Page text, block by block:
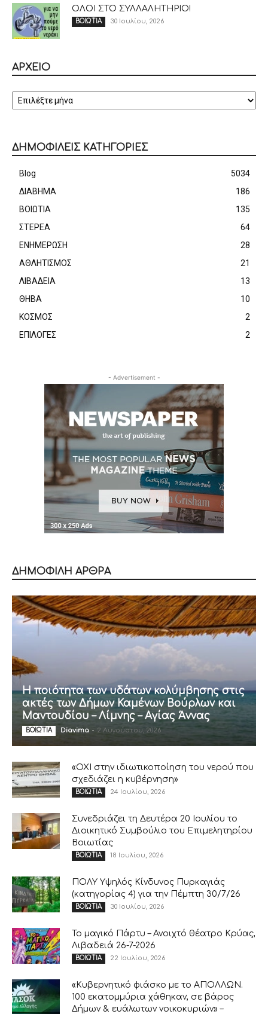
ΟΛΟΙ ΣΤΟ ΣΥΛΛΑΛΗΤΗΡΙΟ!
ΒΟΙΩΤΙΑ 30 Ιουλίου, 2026
ΑΡΧΕΙΟ
ΔΗΜΟΦΙΛΕΙΣ ΚΑΤΗΓΟΡΙΕΣ
Blog
5034
ΔΙΑΒΗΜΑ
186
ΒΟΙΩΤΙΑ
135
ΣΤΕΡΕΑ
64
ΕΝΗΜΕΡΩΣΗ
28
ΑΘΛΗΤΙΣΜΟΣ
21
ΛΙΒΑΔΕΙΑ
13
ΘΗΒΑ
10
ΚΟΣΜΟΣ
2
ΕΠΙΛΟΓΕΣ
2
- Advertisement -
ΔΗΜΟΦΙΛΗ ΑΡΘΡΑ
Η ποιότητα των υδάτων κολύμβησης στις
ακτές των Δήμων Καμένων Βούρλων και
Μαντουδίου – Λίμνης – Αγίας Άννας
ΒΟΙΩΤΙΑ Diavima - 2 Αυγούστου, 2026
«ΟΧΙ στην ιδιωτικοποίηση του νερού που
σχεδιάζει η κυβέρνηση»
ΒΟΙΩΤΙΑ 24 Ιουλίου, 2026
Συνεδριάζει τη Δευτέρα 20 Ιουλίου το
Διοικητικό Συμβούλιο του Επιμελητηρίου
Βοιωτίας
ΒΟΙΩΤΙΑ 18 Ιουλίου, 2026
ΠΟΛΥ Υψηλός Κίνδυνος Πυρκαγιάς
(κατηγορίας 4) για την Πέμπτη 30/7/26
ΒΟΙΩΤΙΑ 30 Ιουλίου, 2026
Το μαγικό Πάρτυ – Ανοιχτό θέατρο Κρύας,
Λιβαδειά 26-7-2026
ΒΟΙΩΤΙΑ 22 Ιουλίου, 2026
«Κυβερνητικό φιάσκο με το ΑΠΟΛΛΩΝ.
100 εκατομμύρια χάθηκαν, σε βάρος
Δήμων & ευάλωτων νοικοκυριών» –